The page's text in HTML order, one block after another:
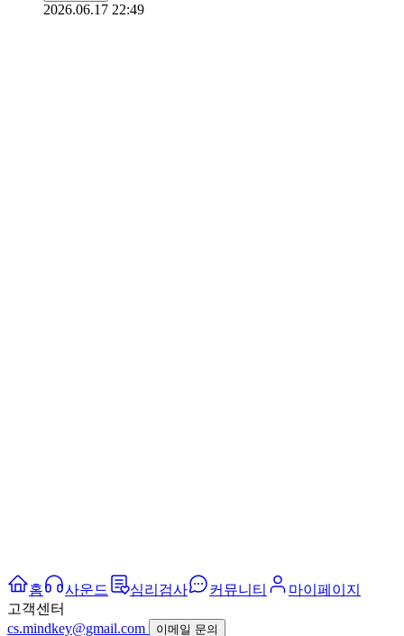
2026.06.17 22:49
홈 사운드 심리검사 커뮤니티
마이페이지
고객센터
cs.mindkey@gmail.com
이메일 문의